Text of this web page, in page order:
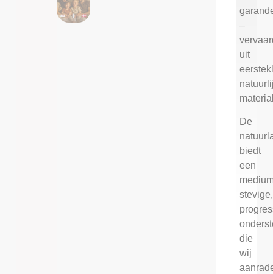
–
uit
De
biedt
een
stevige,
die
wij